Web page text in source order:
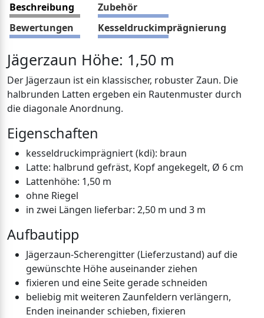
Beschreibung
Zubehör
Bewertungen
Kesseldruckimprägnierung
Jägerzaun Höhe: 1,50 m
Der Jägerzaun ist ein klassischer, robuster Zaun. Die
halbrunden Latten ergeben ein Rautenmuster durch
die diagonale Anordnung.
Eigenschaften
kesseldruckimprägniert (kdi): braun
Latte: halbrund gefräst, Kopf angekegelt, Ø 6 cm
Lattenhöhe: 1,50 m
ohne Riegel
in zwei Längen lieferbar: 2,50 m und 3 m
Aufbautipp
Jägerzaun-Scherengitter (Lieferzustand) auf die
gewünschte Höhe auseinander ziehen
fixieren und eine Seite gerade schneiden
beliebig mit weiteren Zaunfeldern verlängern,
Enden ineinander schieben, fixieren